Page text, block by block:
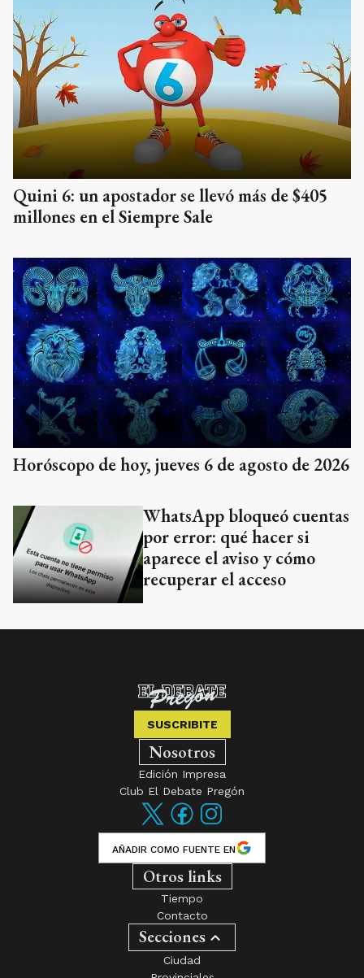
Quini 6: un apostador se llevó más de $405
millones en el Siempre Sale
Horóscopo de hoy, jueves 6 de agosto de 2026
WhatsApp bloqueó cuentas
por error: qué hacer si
aparece el aviso y cómo
recuperar el acceso
SUSCRIBITE
Nosotros
Edición Impresa
Club El Debate Pregón
AÑADIR COMO FUENTE EN
Otros links
Tiempo
Contacto
Secciones
Ciudad